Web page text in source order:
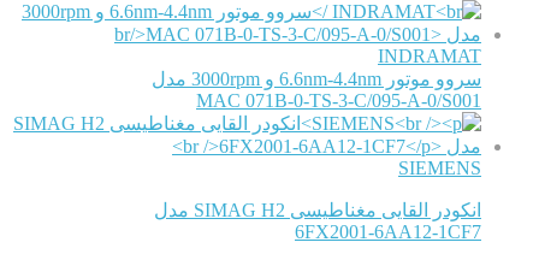
INDRAMAT
سروو موتور 6.6nm-4.4nm و 3000rpm مدل
MAC 071B-0-TS-3-C/095-A-0/S001
SIEMENS
انکودر القایی مغناطیسی SIMAG H2 مدل
6FX2001-6AA12-1CF7